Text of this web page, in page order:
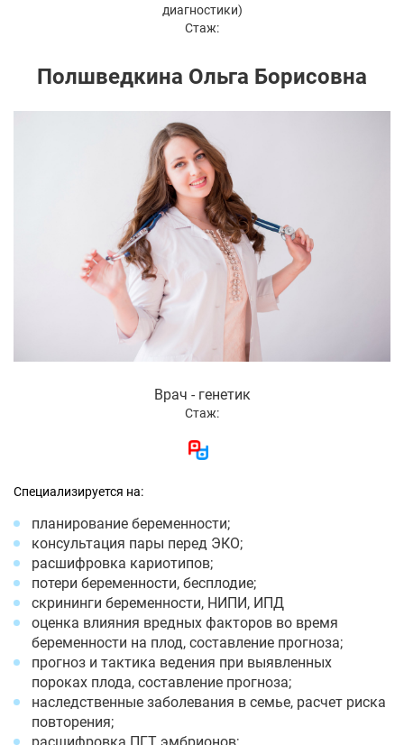
диагностики)
Стаж:
Полшведкина Ольга Борисовна
Врач - генетик
Стаж:
Специализируется на:
планирование беременности;
консультация пары перед ЭКО;
расшифровка кариотипов;
потери беременности, бесплодие;
скрининги беременности, НИПИ, ИПД
оценка влияния вредных факторов во время
беременности на плод, составление прогноза;
прогноз и тактика ведения при выявленных
пороках плода, составление прогноза;
наследственные заболевания в семье, расчет риска
повторения;